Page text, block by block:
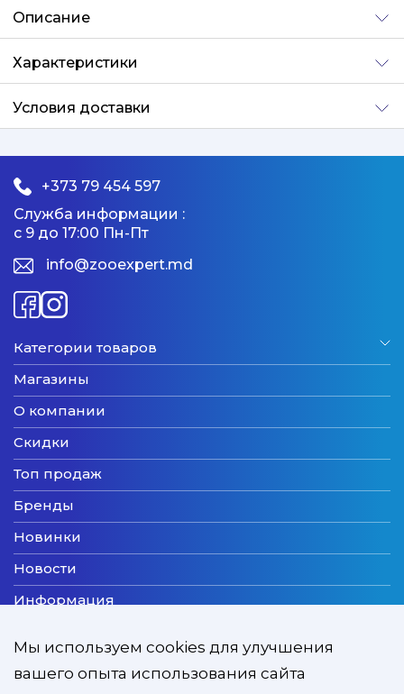
Описание
Характеристики
Условия доставки
+373 79 454 597
Служба информации :
с 9 до 17:00 Пн-Пт
info@zooexpert.md
Категории товаров
Магазины
О компании
Скидки
Топ продаж
Бренды
Новинки
Новости
Информация
Мы используем cookies для улучшения
вашего опыта использования сайта